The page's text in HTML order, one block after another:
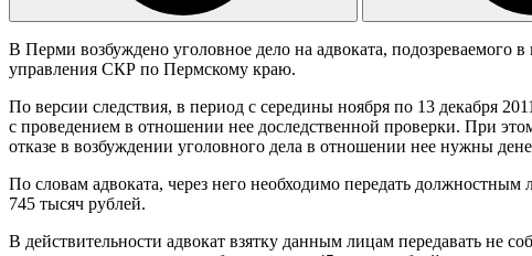
В Перми возбуждено уголовное дело на адвоката, подозреваемого
управления СКР по Пермскому краю.
По версии следствия, в период с середины ноября по 13 декабря
с проведением в отношении нее доследственной проверки. При
отказе в возбуждении уголовного дела в отношении нее нужны
По словам адвоката, через него необходимо передать
745 тысяч рублей.
В действительности адвокат взятку данным лицам передавать не